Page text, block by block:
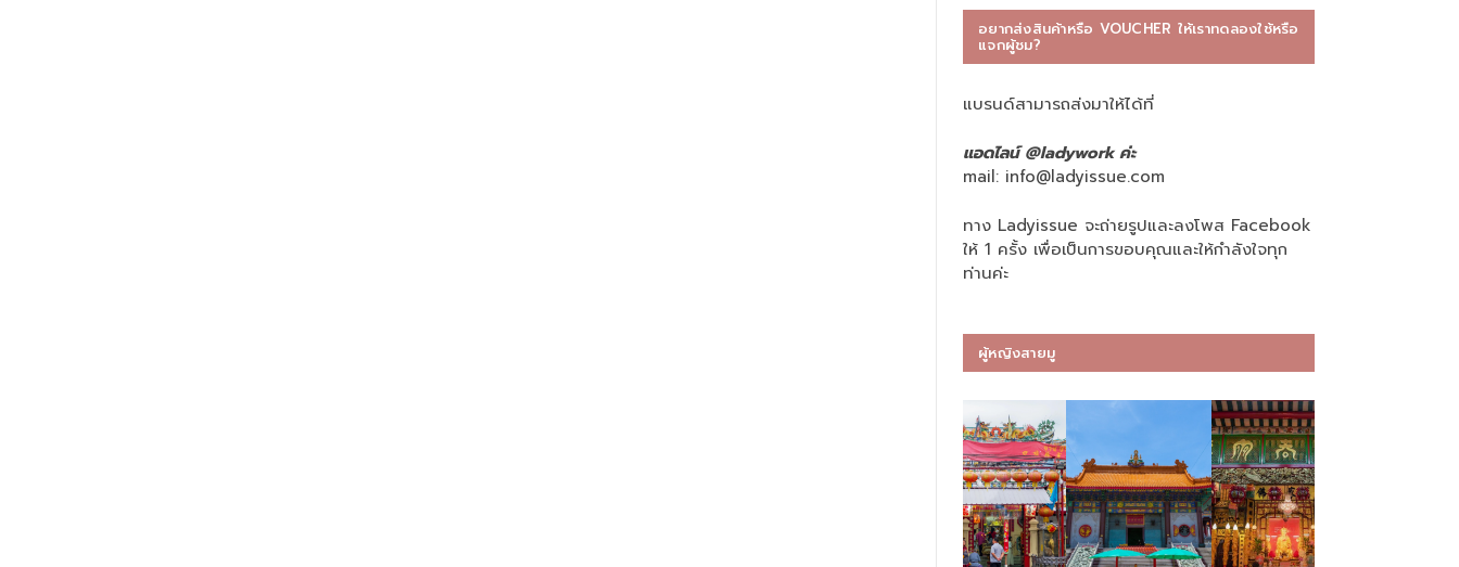
อยากส่งสินค้าหรือ VOUCHER ให้เราทดลองใช้หรือ
แจกผู้ชม?
แบรนด์สามารถส่งมาให้ได้ที่
แอดไลน์ @ladywork ค่ะ
mail: info@ladyissue.com
ทาง Ladyissue จะถ่ายรูปและลงโพส Facebook
ให้ 1 ครั้ง เพื่อเป็นการขอบคุณและให้กำลังใจทุก
ท่านค่ะ
ผู้หญิงสายมู